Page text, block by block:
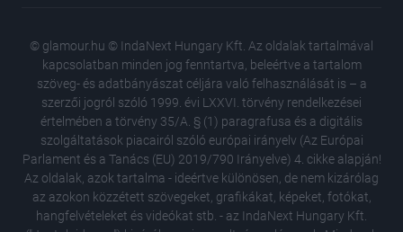
© glamour.hu © IndaNext Hungary Kft. Az oldalak tartalmával
kapcsolatban minden jog fenntartva, beleértve a tartalom
szöveg- és adatbányászat céljára való felhasználását is – a
szerzői jogról szóló 1999. évi LXXVI. törvény rendelkezései
értelmében a törvény 35/A. § (1) paragrafusa és a digitális
szolgáltatások piacairól szóló európai irányelv (Az Európai
Parlament és a Tanács (EU) 2019/790 Irányelve) 4. cikke alapján!
Az oldalak, azok tartalma - ideértve különösen, de nem kizárólag
az azokon közzétett szövegeket, grafikákat, képeket, fotókat,
hangfelvételeket és videókat stb. - az IndaNext Hungary Kft.